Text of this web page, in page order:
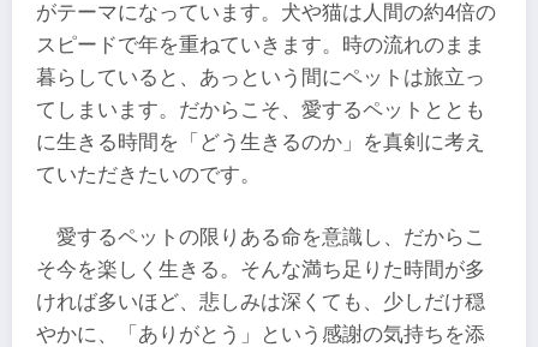
がテーマになっています。犬や猫は人間の約4倍の
スピードで年を重ねていきます。時の流れのまま
暮らしていると、あっという間にペットは旅立っ
てしまいます。だからこそ、愛するペットととも
に生きる時間を「どう生きるのか」を真剣に考え
ていただきたいのです。
愛するペットの限りある命を意識し、だからこ
そ今を楽しく生きる。そんな満ち足りた時間が多
ければ多いほど、悲しみは深くても、少しだけ穏
やかに、「ありがとう」という感謝の気持ちを添